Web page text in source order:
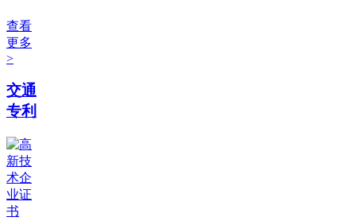
查看
更多
>
交通
专利